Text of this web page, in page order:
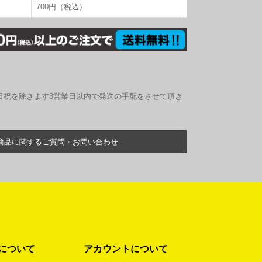
700円（税込）
祝を除きます3営業日以内で発送の手配をさせて頂き
品に関するご質問・お問い合わせ
ついて アカウントについて